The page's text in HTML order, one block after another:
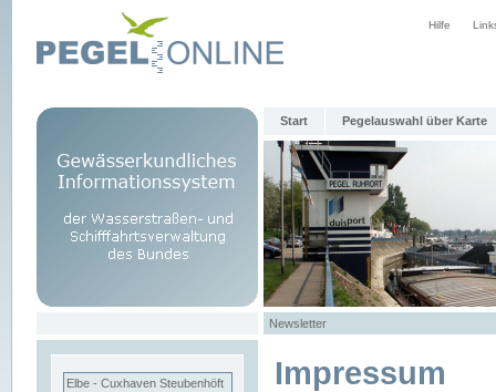
Hilfe
Start Pegelauswahl über Karte
Newsletter
Elbe - Cuxhaven Steubenhöft Impressum